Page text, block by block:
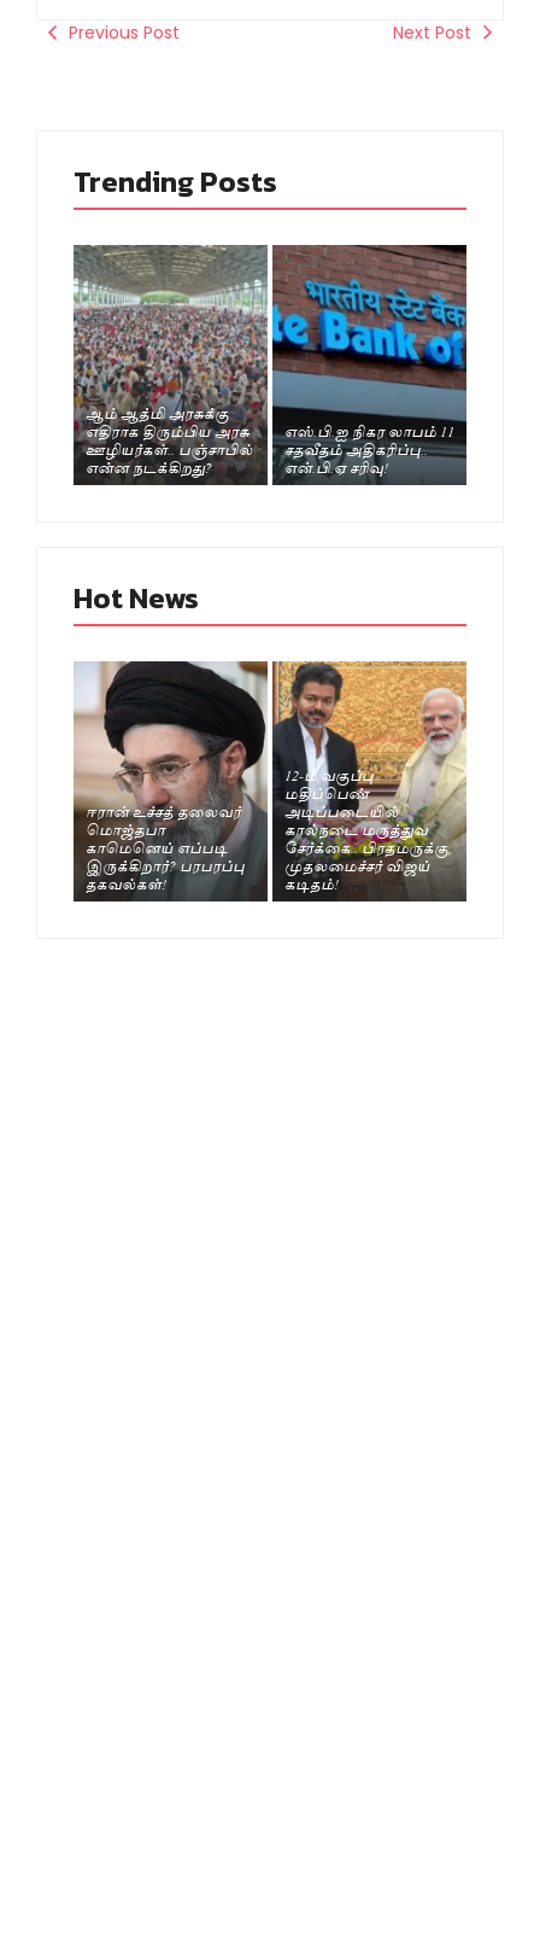
Previous Post Next Post
Trending Posts
ஆம் ஆத்மி அரசுக்கு
எதிராக திரும்பிய அரசு
ஊழியர்கள்.. பஞ்சாபில்
என்ன நடக்கிறது?
எஸ்.பி.ஐ நிகர லாபம் 11
சதவீதம் அதிகரிப்பு..
என்.பி.ஏ சரிவு!
Hot News
ஈரான் உச்சத் தலைவர்
மொஜ்தபா
காமெனெய் எப்படி
இருக்கிறார்? பரபரப்பு
தகவல்கள்!
12-ம் வகுப்பு
மதிப்பெண்
அடிப்படையில்
கால்நடை மருத்துவ
சேர்க்கை.. பிரதமருக்கு,
முதலமைச்சர் விஜய்
கடிதம்!